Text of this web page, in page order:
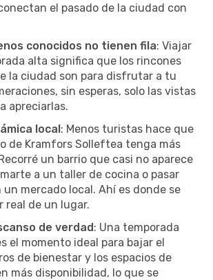
el pasado de la ciudad con
conocidos no tienen fila: Viajar
alta significa que los rincones
la ciudad son para disfrutar a tu
sin esperas, solo las vistas
apreciarlas.
local: Menos turistas hace que
de Kramfors Solleftea tenga más
un barrio que casi no aparece
a un taller de cocina o pasar
un mercado local. Ahí es donde se
real de un lugar.
de verdad: Una temporada
el momento ideal para bajar el
de bienestar y los espacios de
más disponibilidad, lo que se